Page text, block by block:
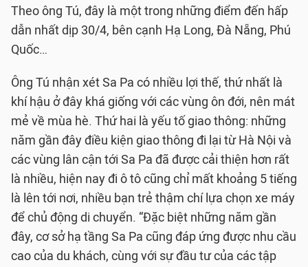
Theo ông Tú, đây là một trong những điểm đến hấp
dẫn nhất dịp 30/4, bên cạnh Hạ Long, Đà Nẵng, Phú
Quốc…
Ông Tú nhận xét Sa Pa có nhiều lợi thế, thứ nhất là
khí hậu ở đây khá giống với các vùng ôn đới, nên mát
mẻ về mùa hè. Thứ hai là yếu tố giao thông: những
năm gần đây điều kiện giao thông đi lại từ Hà Nội và
các vùng lân cận tới Sa Pa đã được cải thiện hơn rất
là nhiều, hiện nay đi ô tô cũng chỉ mất khoảng 5 tiếng
là lên tới nơi, nhiều bạn trẻ thậm chí lựa chọn xe máy
để chủ động di chuyển. “Đặc biệt những năm gần
đây, cơ sở hạ tầng Sa Pa cũng đáp ứng được nhu cầu
cao của du khách, cùng với sự đầu tư của các tập